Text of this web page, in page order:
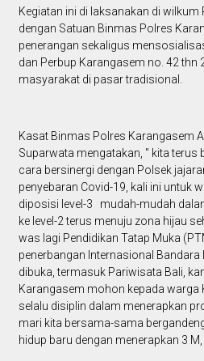
Kegiatan ini di laksanakan di wilkum
dengan Satuan Binmas Polres
penerangan sekaligus
dan Perbup Karangasem no. 42 thn
masyarakat di pasar tradisional.
Kasat Binmas Polres Karangasem
Suparwata mengatakan, " kita terus
cara bersinergi dengan Polsek
penyebaran Covid-19, kali ini untuk
diposisi level-3 mudah-mudah
ke level-2 terus menuju zona hijau
was lagi Pendidikan Tatap Muka
penerbangan Internasional Bandara
dibuka, termasuk Pariwisata Bali,
Karangasem mohon kepada
selalu disiplin dalam menerapkan
mari kita bersama-sama
hidup baru dengan menerapkan 3 M,